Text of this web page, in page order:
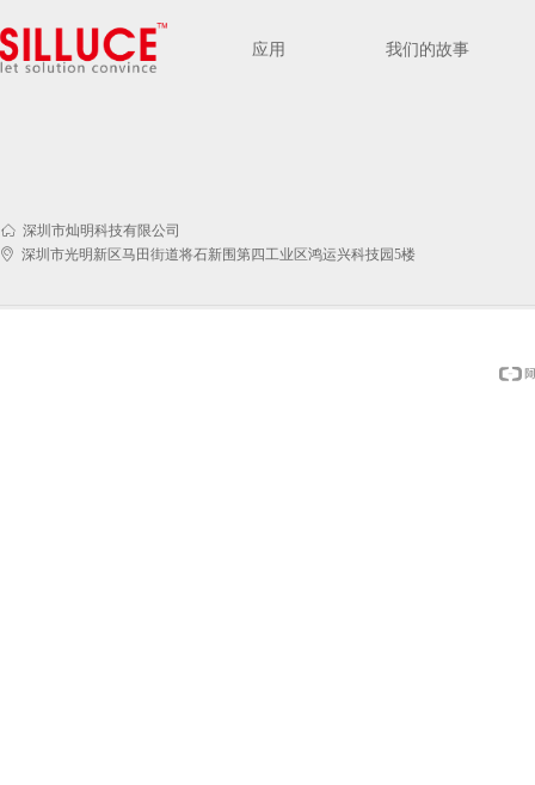
ꀷ 深圳市光明新区马田街道将石新围第四工业区鸿运兴科技园5楼
我们的故事
应用
ꀇ 深圳市灿明科技有限公司